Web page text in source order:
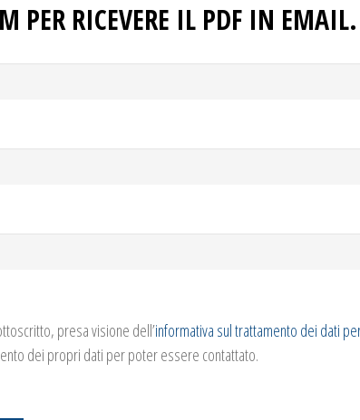
PER RICEVERE IL PDF IN EMAIL.
presa visione dell’informativa sul trattamento dei dati
dei propri dati per poter essere contattato.